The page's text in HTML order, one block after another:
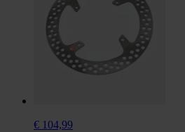
€ 104,99